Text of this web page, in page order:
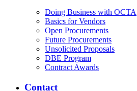
Doing Business with OCTA
Basics for Vendors
Open Procurements
Future Procurements
Unsolicited Proposals
DBE Program
Contract Awards
Contact